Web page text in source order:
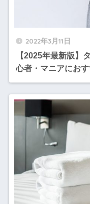
2022年3月11日
【2025年最新版】
心者・マニアにお